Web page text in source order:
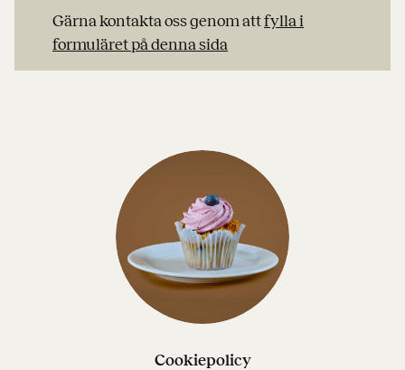
Gärna kontakta oss genom attfylla i
formuläret på denna sida
Cookiepolicy